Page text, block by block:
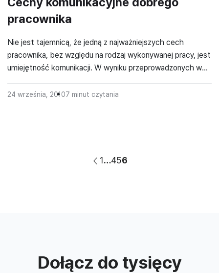
pracownika
Nie jest tajemnicą, że jedną z najważniejszych cech
pracownika, bez względu na rodzaj wykonywanej pracy, jest
umiejętność komunikacji. W wyniku przeprowadzonych w
stwierdzono, że najbardziej pożądaną cechą są zdolności
24 września, 20107 minut czytania
1…456
Dołącz do tysięcy